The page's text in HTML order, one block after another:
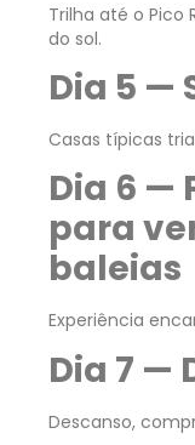
Trilha até o Pico
do sol.
Dia 5 —
Casas típicas
Dia 6 —
para
baleias
Experiência
Dia 7 —
Descanso,